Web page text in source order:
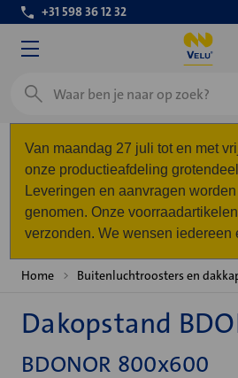
+31 598 36 12 32
Zoeken
Van maandag 27 juli tot en met
onze productieafdeling
Leveringen en aanvragen
genomen. Onze
verzonden. We wensen iedereen
Home Buitenluchtroosters en
Dakopstand
BDONOR 800x600